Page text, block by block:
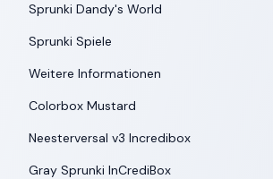
Sprunki Dandy's World
Sprunki Spiele
Weitere Informationen
Colorbox Mustard
Neesterversal v3 Incredibox
Gray Sprunki InCrediBox